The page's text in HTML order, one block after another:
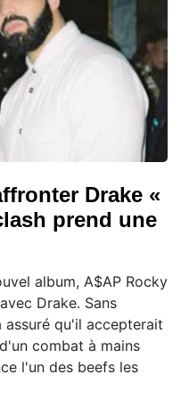
Drake «
prend une
album, A$AP Rocky
Drake. Sans
assuré qu'il accepterait
combat à mains
l'un des beefs les